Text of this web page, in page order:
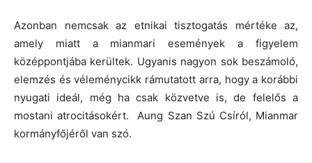
Azonban nemcsak az etnikai tisztogatás mértéke az,
amely miatt a mianmari események a figyelem
középpontjába kerültek. Ugyanis nagyon sok beszámoló,
elemzés és véleménycikk rámutatott arra, hogy a korábbi
nyugati ideál, még ha csak közvetve is, de felelős a
mostani atrocitásokért. Aung Szan Szú Csíról, Mianmar
kormányfőjéről van szó.